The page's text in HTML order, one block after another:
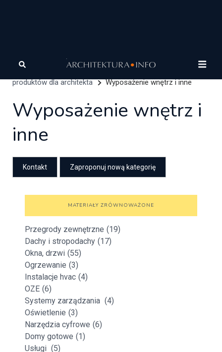
Architektura Architektura zrównoważona
produktów dla architekta
Wyposażenie wnętrz i inne
Wyposażenie wnętrz i
inne
Kontakt
MATERIAŁY ZRÓWNOWAŻONE
Przegrody zewnętrzne (19)
Dachy i stropodachy (17)
Okna, drzwi (55)
Ogrzewanie (3)
Instalacje hvac (4)
OZE (6)
Systemy zarządzania (4)
Oświetlenie (3)
Narzędzia cyfrowe (6)
Domy gotowe (1)
Usługi (5)